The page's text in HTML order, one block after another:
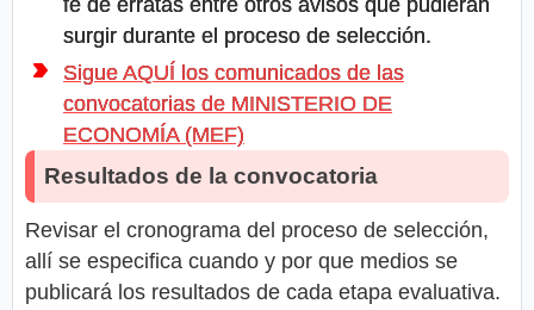
surgir durante el proceso de selección.
Sigue AQUÍ los comunicados de las
convocatorias de MINISTERIO DE
ECONOMÍA (MEF)
Resultados de la convocatoria
Revisar el cronograma del proceso de selección,
allí se especifica cuando y por que medios se
publicará los resultados de cada etapa evaluativa.